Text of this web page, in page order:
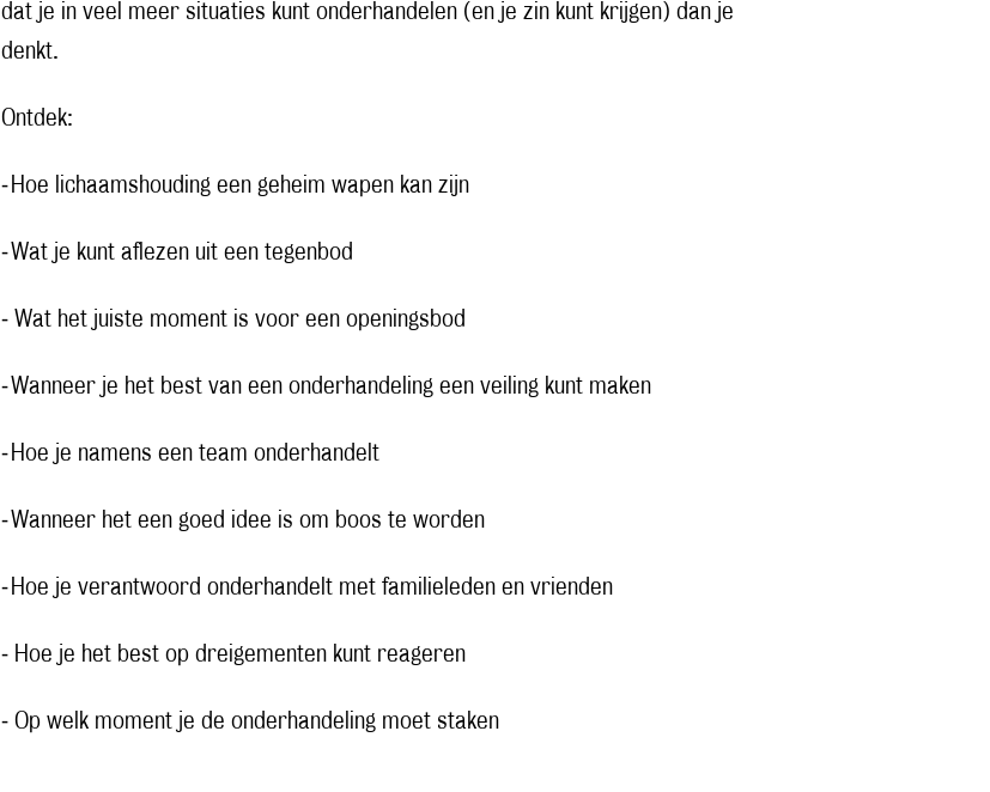
dat je in veel meer situaties kunt onderhandelen (en je zin kunt krijgen) dan je
denkt.
Ontdek:
⁃ Hoe lichaamshouding een geheim wapen kan zijn
⁃ Wat je kunt aflezen uit een tegenbod
⁃ Wat het juiste moment is voor een openingsbod
⁃ Wanneer je het best van een onderhandeling een veiling kunt maken
⁃ Hoe je namens een team onderhandelt
⁃ Wanneer het een goed idee is om boos te worden
⁃ Hoe je verantwoord onderhandelt met familieleden en vrienden
⁃ Hoe je het best op dreigementen kunt reageren
⁃ Op welk moment je de onderhandeling moet staken